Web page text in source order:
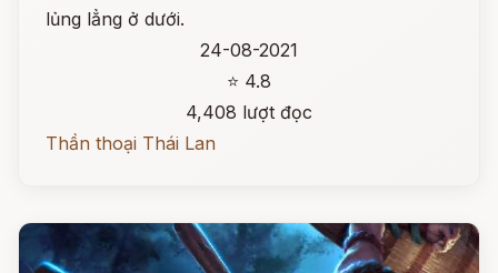
lủng lẳng ở dưới.
24-08-2021
⭐ 4.8
4,408 lượt đọc
Thần thoại Thái Lan